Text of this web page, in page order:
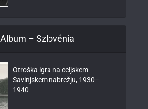
Album – Szlovénia
Otroška igra na celjskem
Savinjskem nabrežju, 1930–
1940